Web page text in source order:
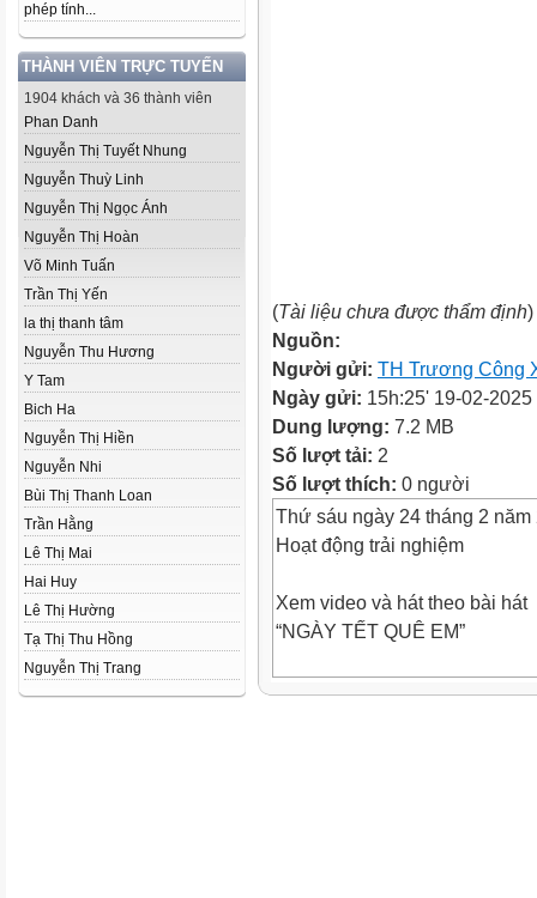
phép tính...
THÀNH VIÊN TRỰC TUYẾN
1904 khách và 36 thành viên
Phan Danh
Nguyễn Thị Tuyết Nhung
Nguyễn Thuỳ Linh
Nguyễn Thị Ngọc Ánh
Nguyễn Thị Hoàn
Võ Minh Tuấn
Trần Thị Yến
la thị thanh tâm
Nguyễn Thu Hương
Y Tam
Bich Ha
Nguyễn Thị Hiền
Nguyễn Nhi
Bùi Thị Thanh Loan
Trần Hằng
Lê Thị Mai
Hai Huy
Lê Thị Hường
Tạ Thị Thu Hồng
Nguyễn Thị Trang
(Tài liệu chưa được thẩm định)
Nguồn:
Người gửi: TH Trương Công
Ngày gửi: 15h:25' 19-02-2025
Dung lượng: 7.2 MB
Số lượt tải: 2
Số lượt thích: 0 người
Thứ sáu ngày 24 tháng 2 năm
Hoạt động trải nghiệm
Xem video và hát theo bài hát
“NGÀY TẾT QUÊ EM”